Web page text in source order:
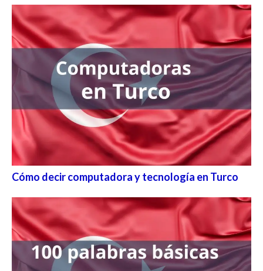
Cómo decir computadora y tecnología en Turco